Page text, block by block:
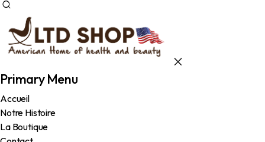
Primary Menu
Accueil
Notre Histoire
La Boutique